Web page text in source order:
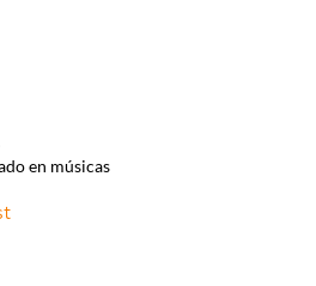
en músicas